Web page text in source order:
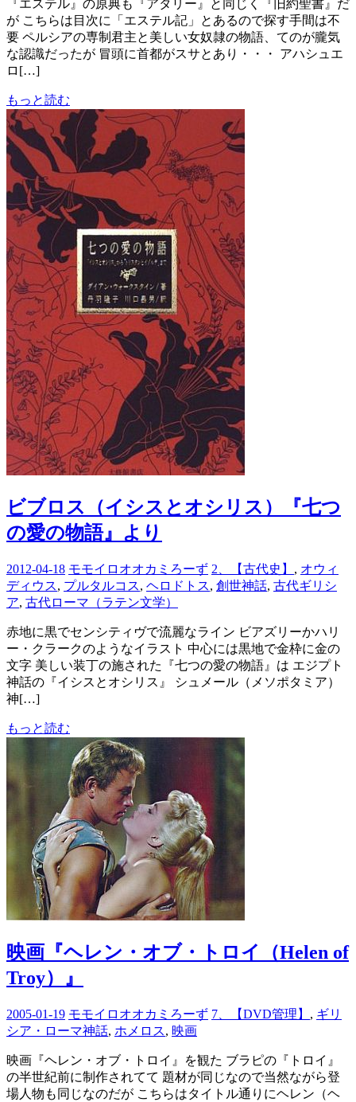
『エステル』の原典も『アタリー』と同じく『旧約聖書』だ
が こちらは目次に「エステル記」とあるので探す手間は不
要 ペルシアの専制君主と美しい女奴隷の物語、てのが朧気
な認識だったが 冒頭に首都がスサとあり・・・ アハシュエ
ロ[…]
もっと読む
ビブロス（イシスとオシリス）『七つ
の愛の物語』より
2012-04-18 モモイロオオカミろーず 2、【古代史】 , オウィ
ディウス, プルタルコス, ヘロドトス, 創世神話, 古代ギリシ
ア, 古代ローマ（ラテン文学）
赤地に黒でセンシティヴで流麗なライン ビアズリーかハリ
ー・クラークのようなイラスト 中心には黒地で金枠に金の
文字 美しい装丁の施された『七つの愛の物語』は エジプト
神話の『イシスとオシリス』 シュメール（メソポタミア）
神[…]
もっと読む
映画『ヘレン・オブ・トロイ（Helen of
Troy）』
2005-01-19 モモイロオオカミろーず 7、【DVD管理】 , ギリ
シア・ローマ神話, ホメロス, 映画
映画『ヘレン・オブ・トロイ』を観た ブラピの『トロイ』
の半世紀前に制作されてて 題材が同じなので当然ながら登
場人物も同じなのだが こちらはタイトル通りにヘレン（ヘ